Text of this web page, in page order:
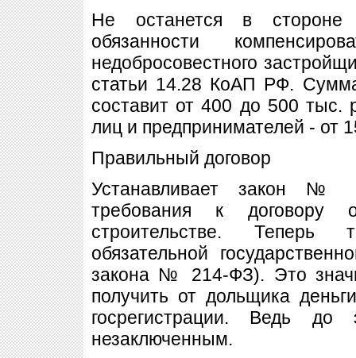
Не останется в стороне
обязанности
недобросовестного
статьи 14.28 КоАП РФ.
составит от 400 до 500 тыс.
лиц и предпринимателей - от
Правильный договор
Устанавливает закон №
требования к
строительстве. Теперь
обязательной
закона № 214-ФЗ). Это
получить от дольщика
госрегистрации. Ведь до
незаключенным.